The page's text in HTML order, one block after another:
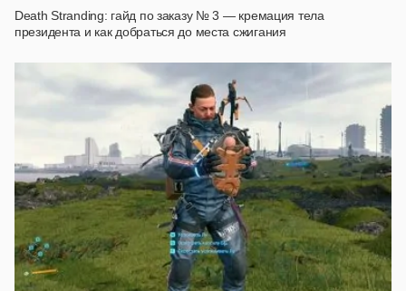
Death Stranding: гайд по заказу № 3 — кремация тела
президента и как добраться до места сжигания